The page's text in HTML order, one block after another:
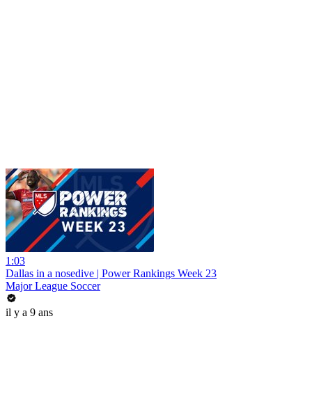
1:03
Dallas in a nosedive | Power Rankings Week 23
Major League Soccer
il y a 9 ans